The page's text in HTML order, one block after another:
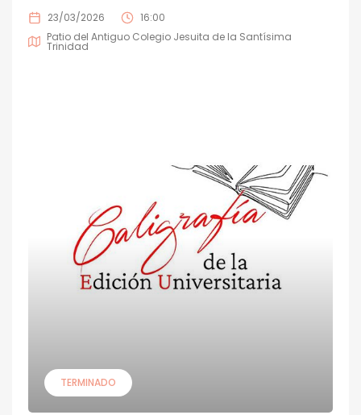
23/03/2026
16:00
Patio del Antiguo Colegio Jesuita de la Santísima
Trinidad
TERMINADO